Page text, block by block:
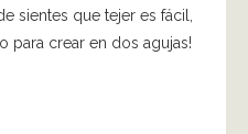
sientes que tejer es fácil,
para crear en dos agujas!